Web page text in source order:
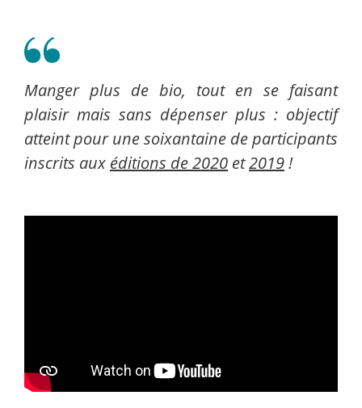
Manger plus de bio, tout en se faisant
plaisir mais sans dépenser plus : objectif
atteint pour une soixantaine de participants
inscrits aux éditions de 2020 et2019!